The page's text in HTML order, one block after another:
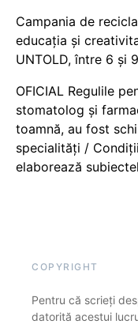
Campania de
educația și
UNTOLD, între 6 și
OFICIAL Regulile
stomatolog și
toamnă, au fost
specialități /
elaborează
COPYRIGHT
Pentru că scrieți
datorită acestui